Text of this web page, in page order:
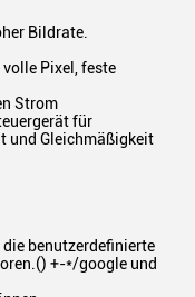
Bildrate.
Pixel, feste
Strom
für
und Gleichmäßigkeit
benutzerdefinierte
+-*/google und